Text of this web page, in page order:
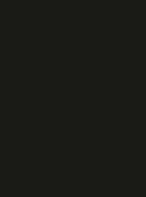
diz site
chega a 15 mil